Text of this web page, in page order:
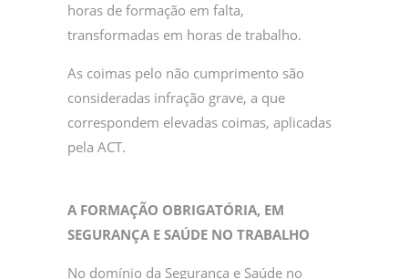
horas de formação em falta,
transformadas em horas de trabalho.
As coimas pelo não cumprimento são
consideradas infração grave, a que
correspondem elevadas coimas, aplicadas
pela ACT.
A FORMAÇÃO OBRIGATÓRIA, EM
SEGURANÇA E SAÚDE NO TRABALHO
No domínio da Segurança e Saúde no